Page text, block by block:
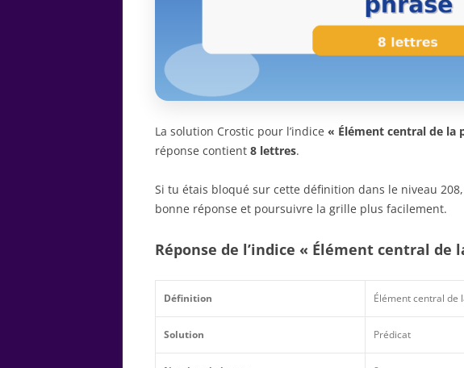
La solution Crostic pour l’indice « Élément central de la
réponse contient 8 lettres.
Si tu étais bloqué sur cette définition dans le niveau
bonne réponse et poursuivre la grille plus facilement.
Réponse de l’indice « Élément central de
Définition Élément central de
Solution Prédicat